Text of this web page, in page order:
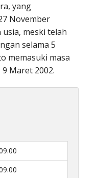
yang
November
usia, meski telah
selama 5
memasuki masa
Maret 2002.